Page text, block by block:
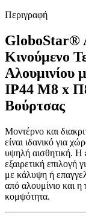
Περιγραφή
GloboStar®
Κινούμενο
Αλουμινίου
IP44 Μ8 x
Βούρτσας
Μοντέρνο και
είναι ιδανικό για
υψηλή αισθητική. Η
εξαιρετική επιλογή
με κάλυψη ή
από αλουμίνιο και
κομψότητα.